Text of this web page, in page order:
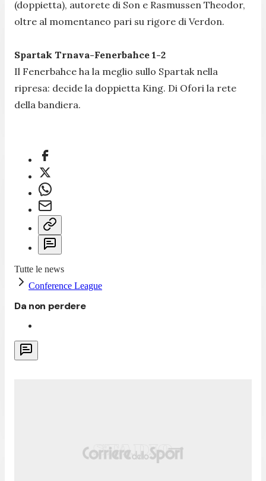
(doppietta), autorete di Son e Rasmussen Theodor,
oltre al momentaneo pari su rigore di Verdon.
Spartak Trnava-Fenerbahce 1-2
Il Fenerbahce ha la meglio sullo Spartak nella
ripresa: decide la doppietta King. Di Ofori la rete
della bandiera.
Tutte le news
Conference League
Da non perdere